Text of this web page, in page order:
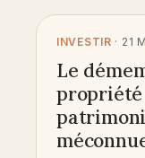
INVESTIR · 21
Le
propriété